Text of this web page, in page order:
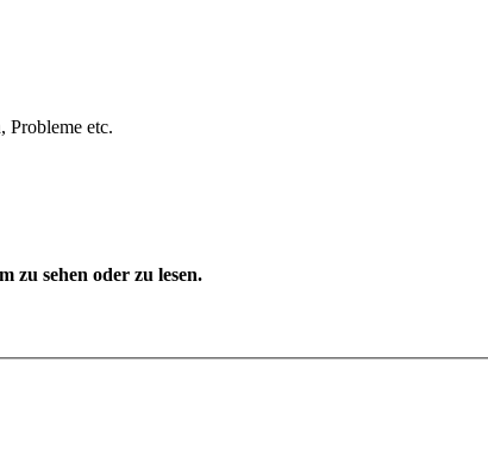
Probleme etc.
zu sehen oder zu lesen.